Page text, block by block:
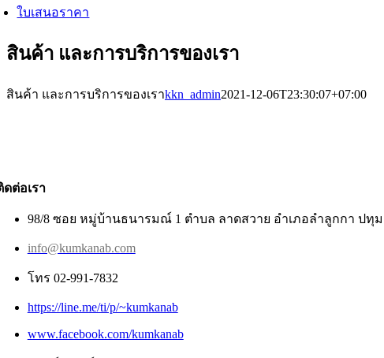
ใบเสนอราคา
สินค้า และการบริการของเรา
สินค้า และการบริการของเราkkn_admin2021-12-06T23:30:07+07:00
ดต่อเรา
98/8 ซอย หมู่บ้านธนารมณ์ 1 ตำบล ลาดสวาย อำเภอลำลูกกา ปทุม
info@kumkanab.com
โทร 02-991-7832
https://line.me/ti/p/~kumkanab
www.facebook.com/kumkanab